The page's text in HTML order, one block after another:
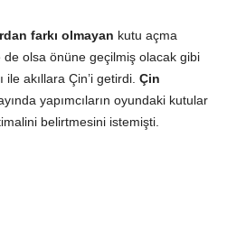
farkı olmayan kutu açma
de olsa önüne geçilmiş olacak gibi
akıllara Çin’i getirdi. Çin
yapımcıların oyundaki kutular
belirtmesini istemişti.